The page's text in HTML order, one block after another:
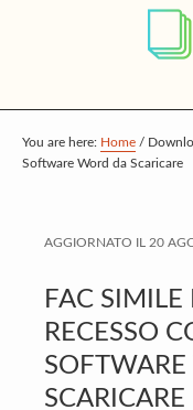
p
t
a
n
c
o
n
p
t
r
m
a
r
y
p
t
o
t
e
r
You are here: Home /
Software Word da Scaricare
AGGIORNATO IL 20
FAC SIMILE
RECESSO
SCARICARE